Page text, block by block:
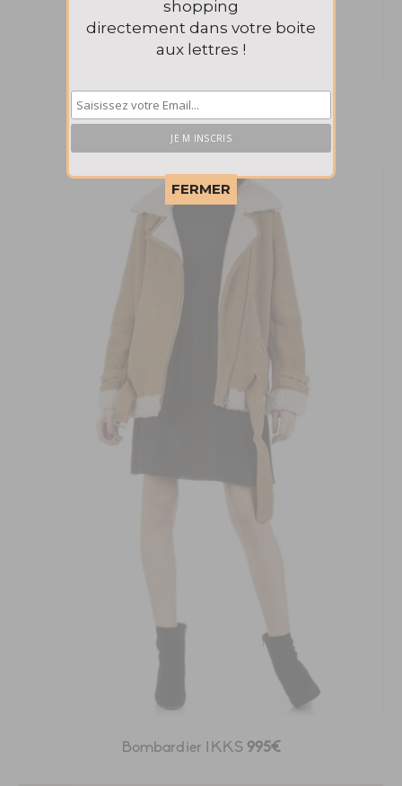
Perfecto Stewart Heimstone1500€
Bombardier IKKS 995€
This popup will close in:
shopping
directement dans votre boite
aux lettres !
FERMER